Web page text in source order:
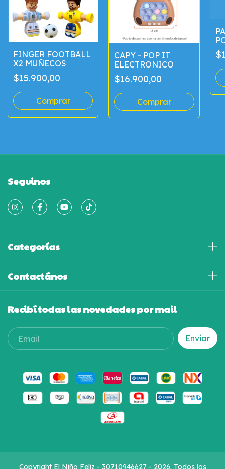
FINGER FOOTBALL
X2 MUÑECOS
$15.900,00
CAPY - POP IT
ELECTRONICO
$16.900,00
Seguinos
Categorías
Contactános
Recibí todas las novedades por mail
Copyright El Niño Feliz - 30710946627 - 2026. Todos los